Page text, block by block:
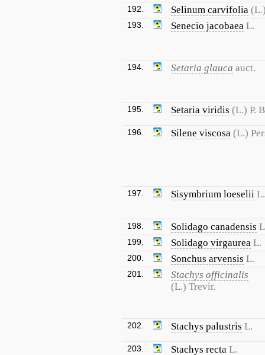
192. Selinum carvifolia
193. Senecio jacobaea L.
194. Setaria glauca auct.
195. Setaria viridis (L.) P.
196. Silene viscosa (L.)
197. Sisymbrium loeselii L.
198. Solidago canadensis
199. Solidago virgaurea L.
200. Sonchus arvensis L.
201.
Stachys officinalis
(L.) Trevir.
202. Stachys palustris L.
203. Stachys recta L.